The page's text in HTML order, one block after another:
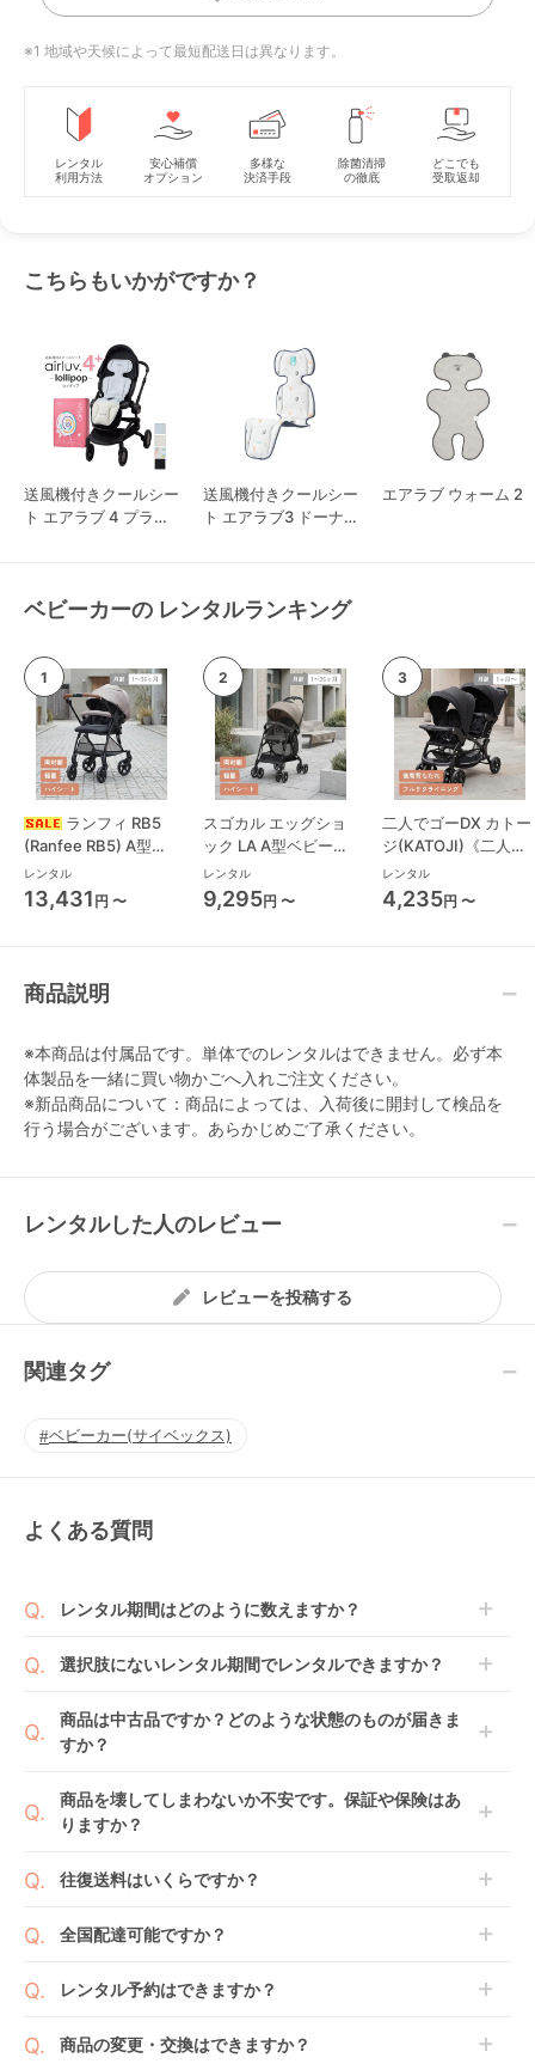
※1 地域や天候によって最短配送日は異なります。
レンタル
利用方法
安心補償
オプション
多様な
決済手段
除菌清掃
の徹底
どこでも
受取返却
こちらもいかがですか？
送風機付きクールシー
ト エアラブ 4 プラス
送風機付きクールシー
ト エアラブ3 ドーナ
エアラブ ウォーム 2
ベビーカーの レンタルランキング
ランフィ RB5
(Ranfee RB5) A型ベ
ビーカー ピジョン
(pigeon)
レンタル
13,431 円 〜
スゴカル エッグショ
ック LA A型ベビーカ
ー コンビ(Combi)
レンタル
9,295円 〜
二人でゴーDX カトー
ジ(KATOJI)《二人乗
り》 二人乗り/双子用
ベビーカー
レンタル
4,235円 〜
商品説明
※本商品は付属品です。単体でのレンタルはできません。必ず本
体製品を一緒に買い物かごへ入れご注文ください。
※新品商品について：商品によっては、入荷後に開封して検品を
行う場合がございます。あらかじめご了承ください。
レンタルした人のレビュー
レビューを投稿する
関連タグ
ベビーカー(サイベックス)
よくある質問
レンタル期間はどのように数えますか？
開始日1日目となります。
日までに配送業者（佐川急便）に商品の引渡しとなり
ます。
選択肢にないレンタル期間でレンタルできますか？
間の利用が可能です。
例えば4ヶ月の場合、3ヶ月レンタル＋1ヶ月延長とし
の上で、早期にご返却ください。
商品は中古品ですか？どのような状態のものが届きま
すか？
のもございます。
新品商品はメーカーから仕入れた状態のものをお送り
走行テストを行う場合がございます。
となる場合がございます。その際、メーカーの都合に
場合や、在庫切れによりご注文をキャンセルさせてい
い。
※万が一キャンセルとなった場合には、代金は全額ご
商品を壊してしまわないか不安です。保証や保険はあ
りますか？
おります。
ョンをご購入ください。
詳しくはこちらをご確認ください。
往復送料はいくらですか？
へ入れ、カートページから住所を入力すると送料が確
全国配達可能ですか？
※空港への配達はご対応できかねますのであらかじめ
レンタル予約はできますか？
可能ですので、商品のご注文時にご希望のお日にちに
商品の変更・交換はできますか？